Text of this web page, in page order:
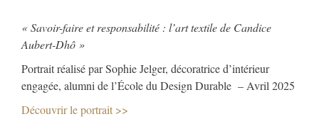
« Savoir-faire et responsabilité : l’art textile de Candice
Aubert-Dhô »
Portrait réalisé par Sophie Jelger, décoratrice d’intérieur
engagée, alumni de l’École du Design Durable – Avril 2025
Découvrir le portrait >>